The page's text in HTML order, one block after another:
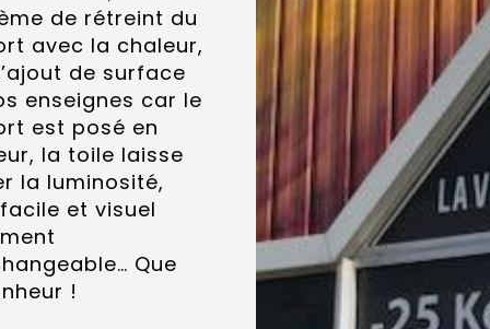
de rétreint du
avec la chaleur,
de surface
enseignes car le
est posé en
la toile laisse
la luminosité,
et visuel
Que
!